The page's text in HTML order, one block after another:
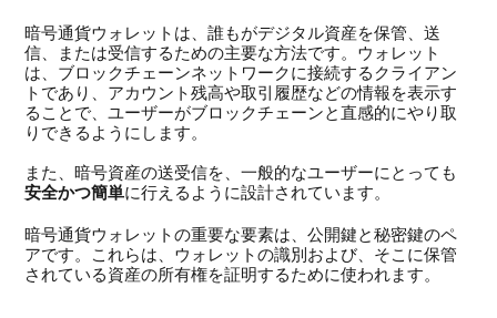
暗号通貨ウォレットは、誰もがデジタル資産を保管、送
信、または受信するための主要な方法です。ウォレット
は、ブロックチェーンネットワークに接続するクライアン
トであり、アカウント残高や取引履歴などの情報を表示す
ることで、ユーザーがブロックチェーンと直感的にやり取
りできるようにします。
また、暗号資産の送受信を、一般的なユーザーにとっても
安全かつ簡単に行えるように設計されています。
暗号通貨ウォレットの重要な要素は、公開鍵と秘密鍵のペ
アです。これらは、ウォレットの識別および、そこに保管
されている資産の所有権を証明するために使われます。